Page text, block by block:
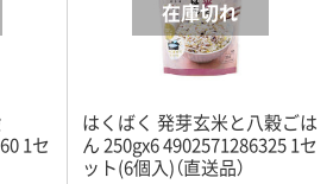
1セ
はくばく 発芽玄米と八穀ごは
ん 250gx6 4902571286325 1セ
ット(6個入)（直送品）